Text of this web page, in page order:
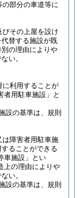
部分の車道等に
その上屋を設け
替する施設が既
の理由によりや
い。
に利用することが
者用駐車施設」と
設の基準は、規則
は障害者用駐車施
ることができる
車施設」とい
上の理由によりや
い。
設の基準は、規則